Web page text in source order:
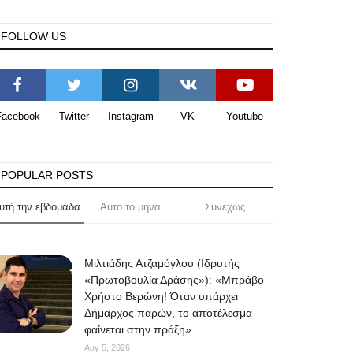
FOLLOW US
Twitter Instagram VK Youtube
POPULAR POSTS
την εβδομάδα Αυτο το μηνα Συνεχώς
Μιλτιάδης Ατζαμόγλου (Ιδρυτής
«Πρωτοβουλία Δράσης»): «Μπράβο
Χρήστο Βερώνη! Όταν υπάρχει
Δήμαρχος παρών, το αποτέλεσμα
φαίνεται στην πράξη»
Αυγ 5, 2026